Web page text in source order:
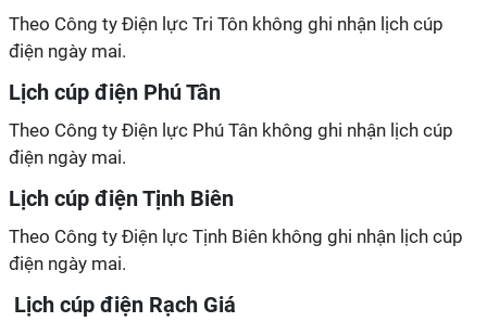
Theo Công ty Điện lực Tri Tôn không ghi nhận lịch cúp
điện ngày mai.
Lịch cúp điện Phú Tân
Theo Công ty Điện lực Phú Tân không ghi nhận lịch cúp
điện ngày mai.
Lịch cúp điện Tịnh Biên
Theo Công ty Điện lực Tịnh Biên không ghi nhận lịch cúp
điện ngày mai.
Lịch cúp điện Rạch Giá